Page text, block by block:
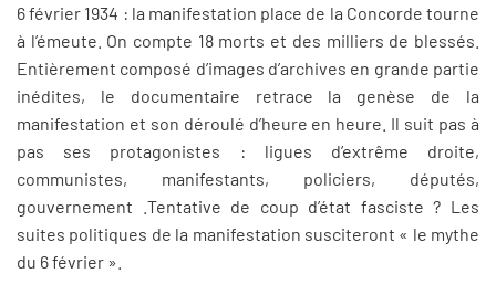
6 février 1934 : la manifestation place de la Concorde tourne
à l’émeute. On compte 18 morts et des milliers de blessés.
Entièrement composé d’images d’archives en grande partie
inédites, le documentaire retrace la genèse de la
manifestation et son déroulé d’heure en heure. Il suit pas à
pas ses protagonistes : ligues d’extrême droite,
communistes, manifestants, policiers, députés,
gouvernement .Tentative de coup d’état fasciste ? Les
suites politiques de la manifestation susciteront « le mythe
du 6 février ».